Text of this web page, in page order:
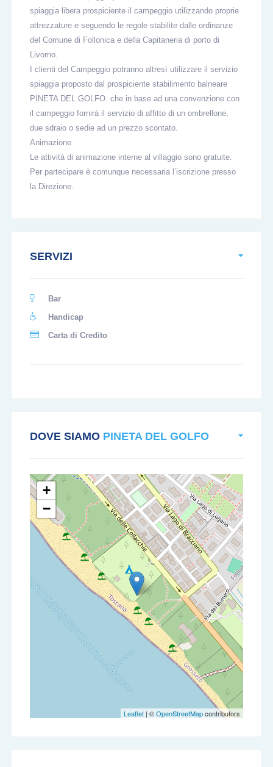
spiaggia libera prospiciente il campeggio utilizzando proprie
attrezzature e seguendo le regole stabilite dalle ordinanze
del Comune di Follonica e della Capitaneria di porto di
Livorno.
I clienti del Campeggio potranno altresì utilizzare il servizio
spiaggia proposto dal prospiciente stabilimento balneare
PINETA DEL GOLFO. che in base ad una convenzione con
il campeggio fornirà il servizio di affitto di un ombrellone,
due sdraio o sedie ad un prezzo scontato.
Animazione
Le attività di animazione interne al villaggio sono gratuite.
Per partecipare è comunque necessaria l’iscrizione presso
la Direzione.
SERVIZI
Bar
Handicap
Carta di Credito
DOVE SIAMO PINETA DEL GOLFO
+
−
Leaflet | ©OpenStreetMapcontributors